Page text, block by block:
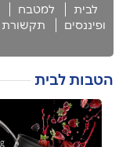
לבית למטבח
ופיננסים
תקשורת
הטבות לבית